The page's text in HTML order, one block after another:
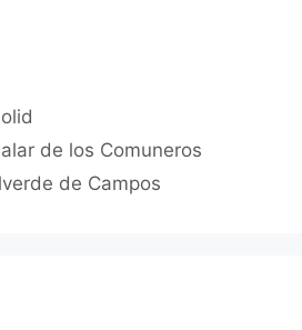
de los Comuneros
de Campos